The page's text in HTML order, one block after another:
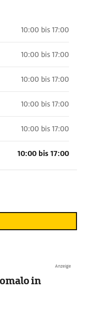
10:00 bis 17:00
10:00 bis 17:00
10:00 bis 17:00
10:00 bis 17:00
10:00 bis 17:00
10:00 bis 17:00
Anzeige
in